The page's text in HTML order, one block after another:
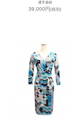
通常価格
39,000円(税別)